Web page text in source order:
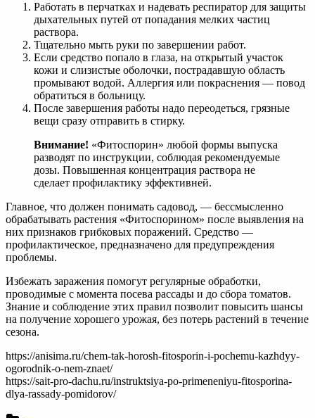
Работать в перчатках и надевать респиратор для защиты
дыхательных путей от попадания мелких частиц
раствора.
Тщательно мыть руки по завершении работ.
Если средство попало в глаза, на открытый участок
кожи и слизистые оболочки, пострадавшую область
промывают водой. Аллергия или покраснения — повод
обратиться в больницу.
После завершения работы надо переодеться, грязные
вещи сразу отправить в стирку.
Внимание! «Фитоспорин» любой формы выпуска
разводят по инструкции, соблюдая рекомендуемые
дозы. Повышенная концентрация раствора не
сделает профилактику эффективней.
Главное, что должен понимать садовод, — бессмысленно
обрабатывать растения «Фитоспорином» после выявления на
них признаков грибковых поражений. Средство —
профилактическое, предназначено для предупреждения
проблемы.
Избежать заражения помогут регулярные обработки,
проводимые с момента посева рассады и до сбора томатов.
Знание и соблюдение этих правил позволит повысить шансы
на получение хорошего урожая, без потерь растений в течение
сезона.
https://anisima.ru/chem-tak-horosh-fitosporin-i-pochemu-kazhdyy-
ogorodnik-o-nem-znaet/
https://sait-pro-dachu.ru/instruktsiya-po-primeneniyu-fitosporina-
dlya-rassady-pomidorov/